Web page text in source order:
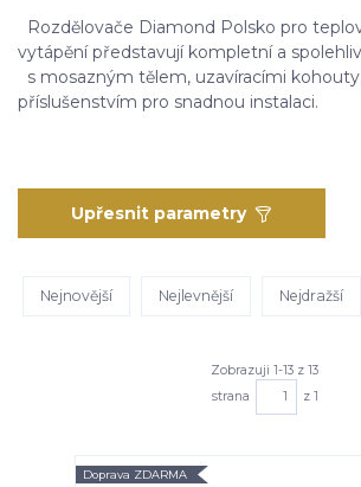
Rozdělovače Diamond Polsko pro
vytápění představují kompletní a
s mosazným tělem, uzavíracími
příslušenstvím pro snadnou instalaci.
Upřesnit parametry
Nejnovější Nejlevnější Nejdražší
Zobrazuji 1-13 z 13
strana
z 1
Doprava ZDARMA